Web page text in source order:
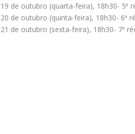
19 de outubro (quarta-feira), 18h30- 5ª
20 de outubro (quinta-feira), 18h30- 6ª
21 de outubro (sexta-feira), 18h30- 7ª